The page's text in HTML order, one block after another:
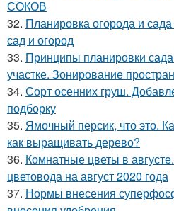
СОКОВ
32. Планировка огорода и
сад и огород
33. Принципы планировки
участке. Зонирование
34. Сорт осенних груш.
подборку
35. Ямочный персик, что это.
как выращивать дерево?
36. Комнатные цветы в
цветовода на август 2020 года
37. Нормы внесения